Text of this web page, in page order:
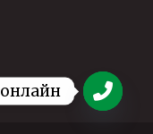
онлайн